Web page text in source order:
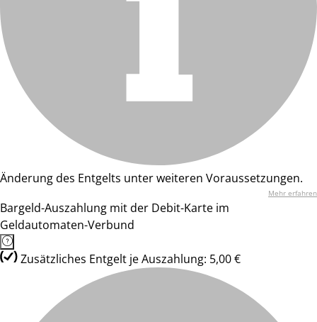
Änderung des Entgelts unter weiteren Voraussetzungen.
Mehr erfahren
Bargeld-Auszahlung mit der Debit-Karte im
Geldautomaten-Verbund
Zusätzliches Entgelt je Auszahlung: 5,00 €